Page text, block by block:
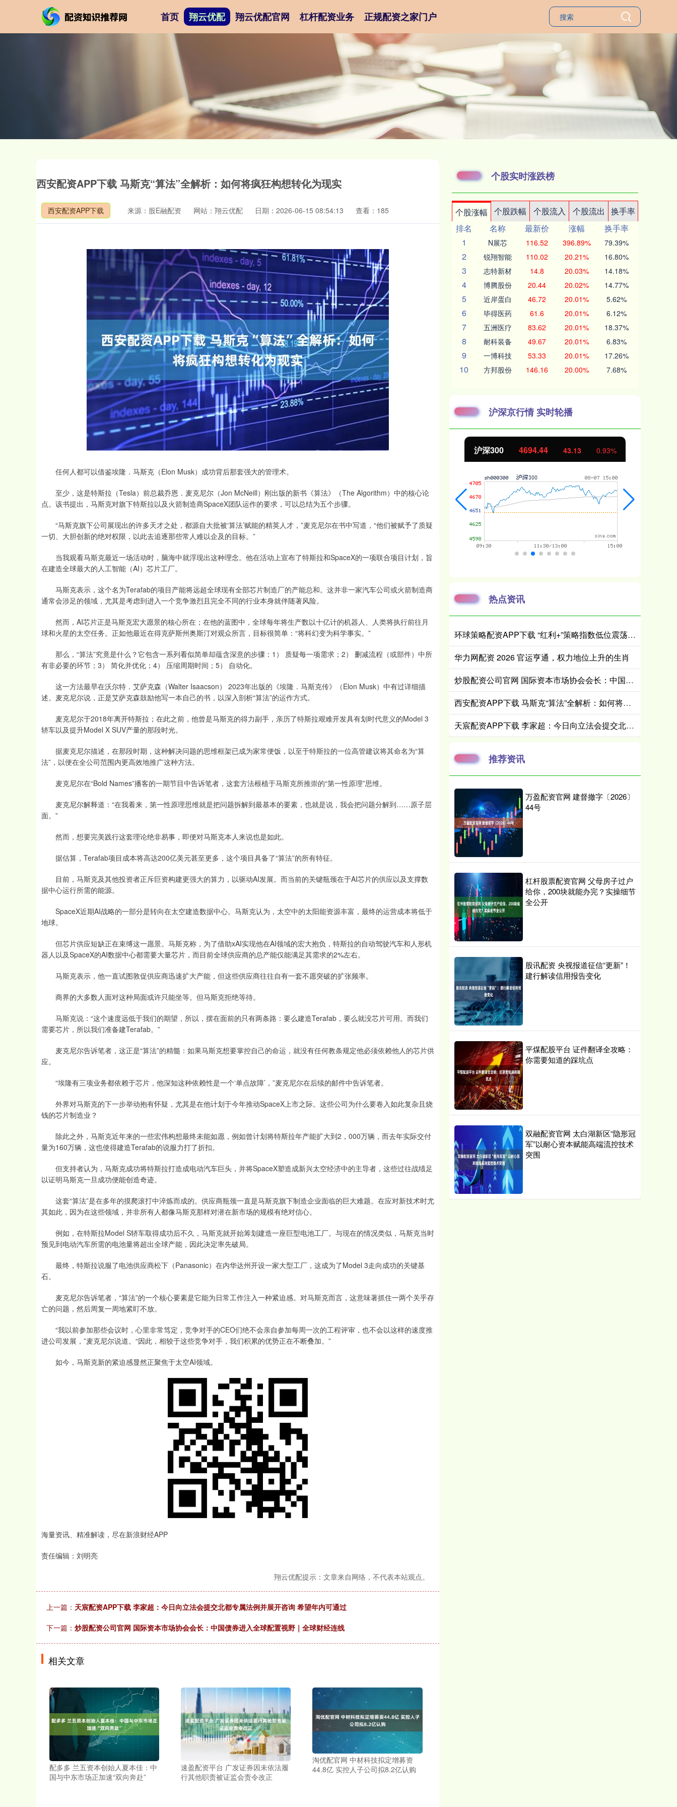
首页 翔云优配 翔云优配官网 杠杆配资业务 正规配资之家门户
西安配资APP下载 马斯克“算法”全解析：如何将疯狂构想转化为现实
西安配资APP下载 来源：股E融配资 网站：翔云优配 日期：2026-06-15 08:54:13 查看：185
任何人都可以借鉴埃隆．马斯克（Elon Musk）成功背后那套强大的管理术。
至少，这是特斯拉（Tesla）前总裁乔恩．麦克尼尔（Jon McNeill）刚出版的新书《算法》（The Algorithm）中的核心论
点。该书提出，马斯克对旗下特斯拉以及火箭制造商SpaceX团队运作的要求，可以总结为五个步骤。
“马斯克旗下公司展现出的许多天才之处，都源自大批被‘算法’赋能的精英人才，”麦克尼尔在书中写道，“他们被赋予了质疑
一切、大胆创新的绝对权限，以此去追逐那些常人难以企及的目标。”
当我观看马斯克最近一场活动时，脑海中就浮现出这种理念。他在活动上宣布了特斯拉和SpaceX的一项联合项目计划，旨
在建造全球最大的人工智能（AI）芯片工厂。
马斯克表示，这个名为Terafab的项目产能将远超全球现有全部芯片制造厂的产能总和。这并非一家汽车公司或火箭制造商
通常会涉足的领域，尤其是考虑到进入一个竞争激烈且完全不同的行业本身就伴随著风险。
然而，AI芯片正是马斯克宏大愿景的核心所在；在他的蓝图中，全球每年将生产数以十亿计的机器人、人类将执行前往月
球和火星的太空任务。正如他最近在得克萨斯州奥斯汀对观众所言，目标很简单：“将科幻变为科学事实。”
那么，“算法”究竟是什么？它包含一系列看似简单却蕴含深意的步骤：1） 质疑每一项需求；2） 删减流程（或部件）中所
有非必要的环节；3） 简化并优化；4） 压缩周期时间；5） 自动化。
这一方法最早在沃尔特．艾萨克森（Walter Isaacson） 2023年出版的《埃隆．马斯克传》（Elon Musk）中有过详细描
述。麦克尼尔说，正是艾萨克森鼓励他写一本自己的书，以深入剖析“算法”的运作方式。
麦克尼尔于2018年离开特斯拉；在此之前，他曾是马斯克的得力副手，亲历了特斯拉艰难开发具有划时代意义的Model 3
轿车以及提升Model X SUV产量的那段时光。
据麦克尼尔描述，在那段时期，这种解决问题的思维框架已成为家常便饭，以至于特斯拉的一位高管建议将其命名为“算
法”，以便在全公司范围内更高效地推广这种方法。
麦克尼尔在“Bold Names”播客的一期节目中告诉笔者，这套方法根植于马斯克所推崇的“第一性原理”思维。
麦克尼尔解释道：“在我看来，第一性原理思维就是把问题拆解到最基本的要素，也就是说，我会把问题分解到……原子层
面。”
然而，想要完美践行这套理论绝非易事，即便对马斯克本人来说也是如此。
据估算，Terafab项目成本将高达200亿美元甚至更多，这个项目具备了“算法”的所有特征。
目前，马斯克及其他投资者正斥巨资构建更强大的算力，以驱动AI发展。而当前的关键瓶颈在于AI芯片的供应以及支撑数
据中心运行所需的能源。
SpaceX近期AI战略的一部分是转向在太空建造数据中心。马斯克认为，太空中的太阳能资源丰富，最终的运营成本将低于
地球。
但芯片供应短缺正在束缚这一愿景。马斯克称，为了借助xAI实现他在AI领域的宏大抱负，特斯拉的自动驾驶汽车和人形机
器人以及SpaceX的AI数据中心都需要大量芯片，而目前全球供应商的总产能仅能满足其需求的2%左右。
马斯克表示，他一直试图敦促供应商迅速扩大产能，但这些供应商往往自有一套不愿突破的扩张频率。
商界的大多数人面对这种局面或许只能坐等。但马斯克拒绝等待。
马斯克说：“这个速度远低于我们的期望，所以，摆在面前的只有两条路：要么建造Terafab，要么就没芯片可用。而我们
需要芯片，所以我们准备建Terafab。”
麦克尼尔告诉笔者，这正是“算法”的精髓：如果马斯克想要掌控自己的命运，就没有任何教条规定他必须依赖他人的芯片供
应。
“埃隆有三项业务都依赖于芯片，他深知这种依赖性是一个‘单点故障’，”麦克尼尔在后续的邮件中告诉笔者。
外界对马斯克的下一步举动抱有怀疑，尤其是在他计划于今年推动SpaceX上市之际。这些公司为什么要卷入如此复杂且烧
钱的芯片制造业？
除此之外，马斯克近年来的一些宏伟构想最终未能如愿，例如曾计划将特斯拉年产能扩大到2，000万辆，而去年实际交付
量为160万辆，这也使得建造Terafab的说服力打了折扣。
但支持者认为，马斯克成功将特斯拉打造成电动汽车巨头，并将SpaceX塑造成新兴太空经济中的主导者，这些过往战绩足
以证明马斯克一旦成功便能创造奇迹。
这套“算法”是在多年的摸爬滚打中淬炼而成的。供应商瓶颈一直是马斯克旗下制造企业面临的巨大难题。在应对新技术时尤
其如此，因为在这些领域，并非所有人都像马斯克那样对潜在新市场的规模有绝对信心。
例如，在特斯拉Model S轿车取得成功后不久，马斯克就开始筹划建造一座巨型电池工厂。与现在的情况类似，马斯克当时
预见到电动汽车所需的电池量将超出全球产能，因此决定率先破局。
最终，特斯拉说服了电池供应商松下（Panasonic）在内华达州开设一家大型工厂，这成为了Model 3走向成功的关键基
石。
麦克尼尔告诉笔者，“算法”的一个核心要素是它能为日常工作注入一种紧迫感。对马斯克而言，这意味著抓住一两个关乎存
亡的问题，然后周复一周地紧盯不放。
“我以前参加那些会议时，心里非常笃定，竞争对手的CEO们绝不会亲自参加每周一次的工程评审，也不会以这样的速度推
进公司发展，”麦克尼尔说道。“因此，相较于这些竞争对手，我们积累的优势正在不断叠加。”
如今，马斯克新的紧迫感显然正聚焦于太空AI领域。
海量资讯、精准解读，尽在新浪财经APP
责任编辑：刘明亮
翔云优配提示：文章来自网络，不代表本站观点。
上一篇： 天宸配资APP下载 李家超：今日向立法会提交北都专属法例并展开咨询 希望年内可通过
下一篇： 炒股配资公司官网 国际资本市场协会会长：中国债券进入全球配置视野｜全球财经连线
相关文章
配多多 兰五资本创始人夏本佳：中
国与中东市场正加速“双向奔赴”
速盈配资平台 广发证券因未依法履
行其他职责被证监会责令改正
淘优配官网 中材科技拟定增募资
44.8亿 实控人子公司拟8.2亿认购
个股实时涨跌榜
个股涨幅 个股跌幅 个股流入 个股流出
换手率
排名
名称 最新价 涨幅
换手率
1
N展芯 116.52 396.89% 79.39%
2 锐翔智能 110.02 20.21% 16.80%
3 志特新材 14.8 20.03% 14.18%
4 博腾股份 20.44 20.02% 14.77%
5 近岸蛋白 46.72 20.01% 5.62%
6 毕得医药 61.6 20.01% 6.12%
7 五洲医疗 83.62 20.01% 18.37%
8 耐科装备 49.67 20.01% 6.83%
9 一博科技 53.33 20.01% 17.26%
10 方邦股份 146.16 20.00% 7.68%
沪深京行情 实时轮播
上证指数 3940.04 39.68 1.02% 深证成指 14311.01 200.89 沪深300 4694.44 43.13 0.93%
热点资讯
环球策略配资APP下载 “红利+”策略指数低位震荡，价值ETF易方达（159263）全天净申购达8000万份
华力网配资 2026 官运亨通，权力地位上升的生肖
炒股配资公司官网 国际资本市场协会会长：中国债券进入全球配置视野｜全球财经连线
西安配资APP下载 马斯克“算法”全解析：如何将疯狂构想转化为现实
天宸配资APP下载 李家超：今日向立法会提交北都专属法例并展开咨询 希望年内可通过
推荐资讯
万盈配资官网 建督撤字〔2026〕
44号
杠杆股票配资官网 父母房子过户
给你，200块就能办完？实操细节
全公开
股讯配资 央视报道征信“更新”！
建行解读信用报告变化
平煤配股平台 证件翻译全攻略：
你需要知道的踩坑点
双融配资官网 太白湖新区“隐形冠
军”以耐心资本赋能高端流控技术
突围